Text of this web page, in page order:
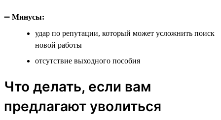
➖ Минусы:
удар по репутации, который может усложнить поиск
новой работы
отсутствие выходного пособия
Что делать, если вам
предлагают уволиться